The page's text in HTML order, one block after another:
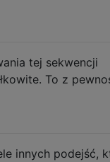
tej sekwencji
To z
innych podejść,